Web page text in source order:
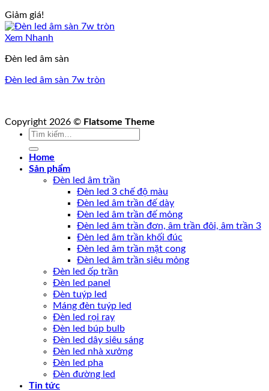
Giảm giá!
Xem Nhanh
Đèn led âm sàn
Đèn led âm sàn 7w tròn
Copyright 2026 © Flatsome Theme
Tìm
Home
Sản phẩm
Đèn led âm trần
Đèn led 3 chế độ màu
Đèn led âm trần đế dày
Đèn led âm trần đế mỏng
Đèn led âm trần đơn, âm trần đôi, âm trần 3
Đèn led âm trần khối đúc
Đèn led âm trần mặt cong
Đèn led âm trần siêu mỏng
Đèn led ốp trần
Đèn led panel
Đèn tuýp led
Máng đèn tuýp led
Đèn led rọi ray
Đèn led búp bulb
Đèn led dây siêu sáng
Đèn led nhà xưởng
Đèn led pha
Đèn đường led
Tin tức